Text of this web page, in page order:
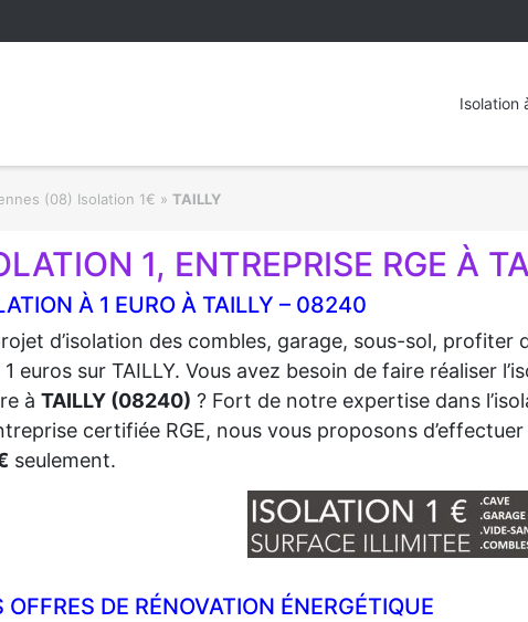
Isolation
(08) Isolation 1€ » TAILLY
1, ENTREPRISE RGE À
À 1 EURO À TAILLY – 08240
d’isolation des combles, garage, sous-sol, profiter
1 euros sur TAILLY. Vous avez besoin de faire réaliser
à TAILLY (08240) ? Fort de notre expertise dans
certifiée RGE, nous vous proposons d’effectuer
seulement.
OFFRES DE RÉNOVATION ÉNERGÉTIQUE